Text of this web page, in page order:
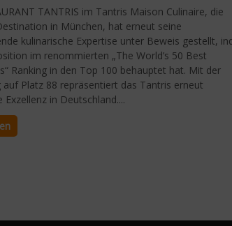
TANTRIS im Tantris Maison Culinaire, die
in München, hat erneut seine
kulinarische Expertise unter Beweis gestellt,
im renommierten „The World’s 50 Best
Ranking in den Top 100 behauptet hat. Mit der
auf Platz 88 repräsentiert das Tantris erneut
Exzellenz in Deutschland....